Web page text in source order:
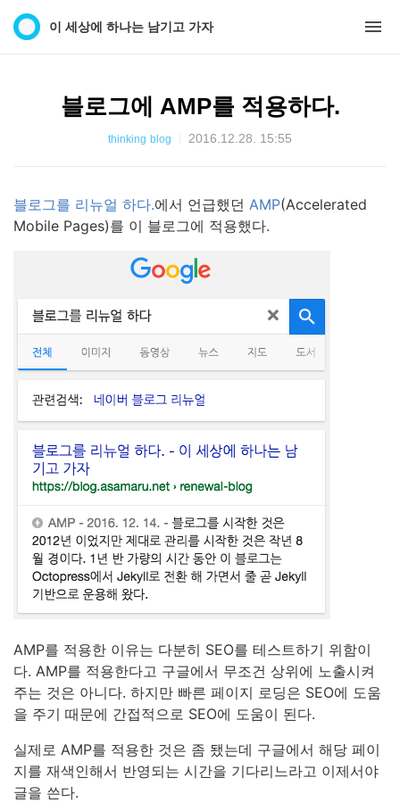
이 세상에 하나는 남기고 가자
블로그에 AMP를 적용하다.
thinking blog 2016.12.28. 15:55
블로그를 리뉴얼 하다.에서 언급했던 AMP(Accelerated
Mobile Pages)를 이 블로그에 적용했다.
AMP를 적용한 이유는 다분히 SEO를 테스트하기 위함이
다. AMP를 적용한다고 구글에서 무조건 상위에 노출시켜
주는 것은 아니다. 하지만 빠른 페이지 로딩은 SEO에 도움
을 주기 때문에 간접적으로 SEO에 도움이 된다.
실제로 AMP를 적용한 것은 좀 됐는데 구글에서 해당 페이
지를 재색인해서 반영되는 시간을 기다리느라고 이제서야
글을 쓴다.